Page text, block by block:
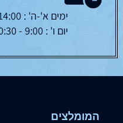
ימים א'-ה' : 14:00 - 19:00
יום ו' : 9:00 - 10:30
המומלצים